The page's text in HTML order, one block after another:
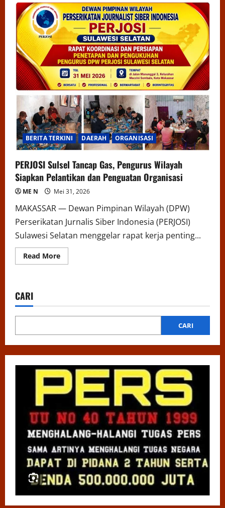
BERITA TERKINI DAERAH ORGANISASI
PERJOSI Sulsel Tancap Gas, Pengurus Wilayah
Siapkan Pelantikan dan Penguatan Organisasi
ME N Mei 31, 2026
MAKASSAR — Dewan Pimpinan Wilayah (DPW)
Perserikatan Jurnalis Siber Indonesia (PERJOSI)
Sulawesi Selatan menggelar rapat kerja penting...
Read MoreRead
more
Pengurus
Siapkan
dan
Organisasi
CARI
CARI